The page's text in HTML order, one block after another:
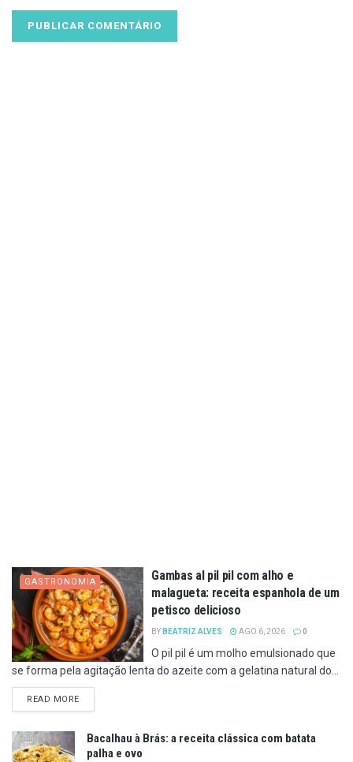
GASTRONOMIA
Gambas al pil pil com alho e
malagueta: receita espanhola de um
petisco delicioso
BY BEATRIZ ALVES AGO 6, 2026 0
O pil pil é um molho emulsionado que
se forma pela agitação lenta do azeite com a gelatina natural do...
READ MOREDETAILS
Bacalhau à Brás: a receita clássica com batata
palha e ovo